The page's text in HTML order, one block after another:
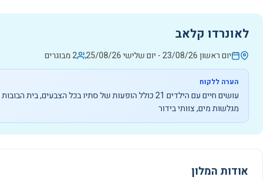
לאונרדו קלאב
יום ראשון 23/08/26 - יום שלישי 25/08/26 2 מבוגרים
הערה ללקוח
עושים חיים עם הילדים 21 כולל הופעות של סתיו בכל
מגלשות מים, צוותי בידור
אודות המלון